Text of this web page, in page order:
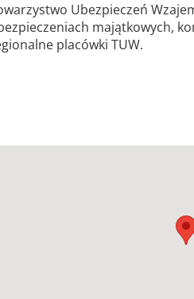
Ubezpieczeń
majątkowych,
placówki TUW.